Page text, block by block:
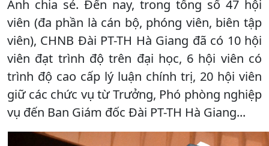
Anh chia sẻ. Đến nay, trong tổng số 47 hội
viên (đa phần là cán bộ, phóng viên, biên tập
viên), CHNB Đài PT-TH Hà Giang đã có 10 hội
viên đạt trình độ trên đại học, 6 hội viên có
trình độ cao cấp lý luận chính trị, 20 hội viên
giữ các chức vụ từ Trưởng, Phó phòng nghiệp
vụ đến Ban Giám đốc Đài PT-TH Hà Giang...